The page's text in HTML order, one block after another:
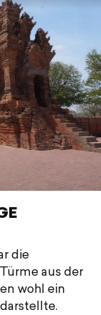
die
aus der
wohl ein